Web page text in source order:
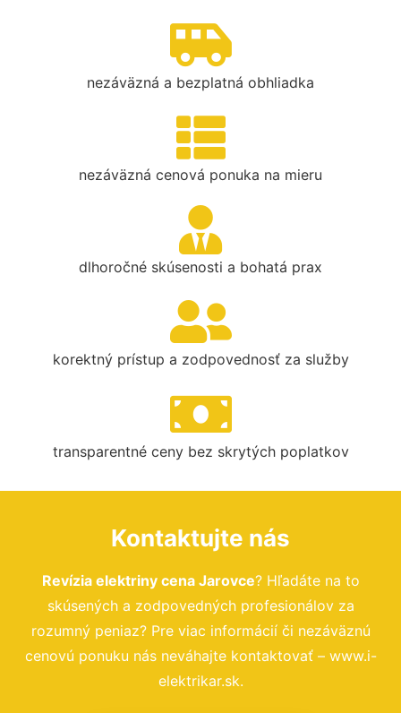
nezáväzná a bezplatná obhliadka
nezáväzná cenová ponuka na mieru
dlhoročné skúsenosti a bohatá prax
korektný prístup a zodpovednosť za služby
transparentné ceny bez skrytých poplatkov
Kontaktujte nás
Revízia elektriny cena Jarovce? Hľadáte na to
skúsených a zodpovedných profesionálov za
rozumný peniaz? Pre viac informácií či nezáväznú
cenovú ponuku nás neváhajte kontaktovať – www.i-
elektrikar.sk.